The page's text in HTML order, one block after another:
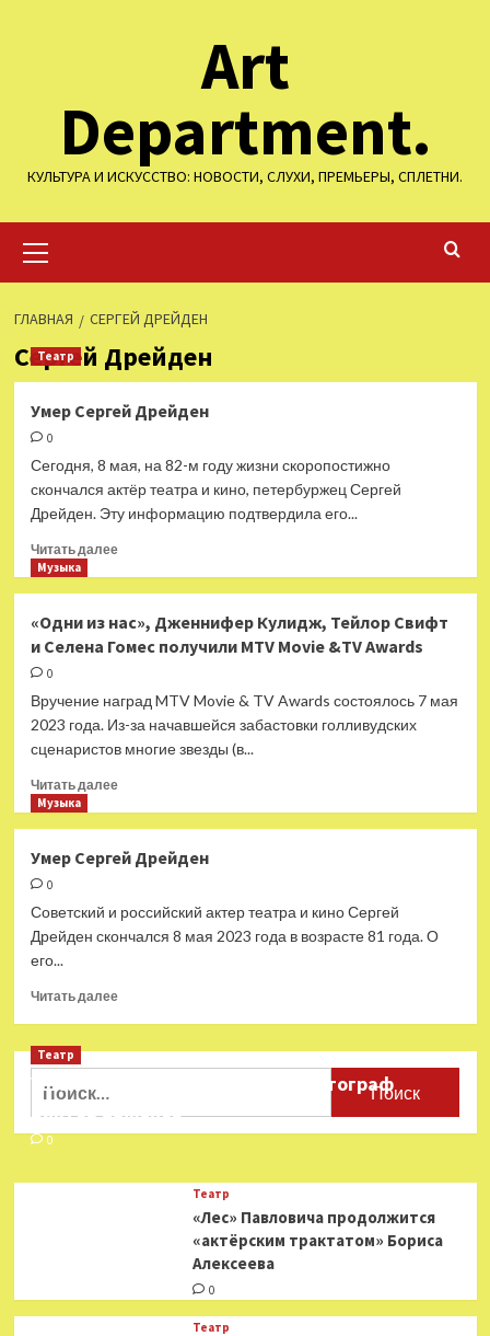
Art
Department.
КУЛЬТУРА И ИСКУССТВО: НОВОСТИ, СЛУХИ, ПРЕМЬЕРЫ, СПЛЕТНИ.
меню
ГЛАВНАЯ СЕРГЕЙ ДРЕЙДЕН
Сергей Дрейден
Театр
Умер Сергей Дрейден
0
Сегодня, 8 мая, на 82-м году жизни скоропостижно
скончался актёр театра и кино, петербуржец Сергей
Дрейден. Эту информацию подтвердила его...
Читать далееПрочитать
Сергей
Дрейден
Музыка
«Одни из нас», Дженнифер Кулидж, Тейлор Свифт
и Селена Гомес получили MTV Movie &TV Awards
0
Вручение наград MTV Movie & TV Awards состоялось 7 мая
2023 года. Из-за начавшейся забастовки голливудских
сценаристов многие звезды (в...
Читать далееПрочитать
из
Дженнифер
получили
MTV
&TV
Awards
Музыка
Умер Сергей Дрейден
0
Советский и российский актер театра и кино Сергей
Дрейден скончался 8 мая 2023 года в возрасте 81 года. О
его...
Читать далееПрочитать
Умер
Найти:
Театр
Ушёл из жизни театральный фотограф
Виктор Баженов
0
Театр
«Лес» Павловича продолжится
«актёрским трактатом» Бориса
Алексеева
0
Театр